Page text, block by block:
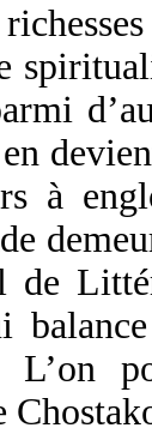
à
de
L’on